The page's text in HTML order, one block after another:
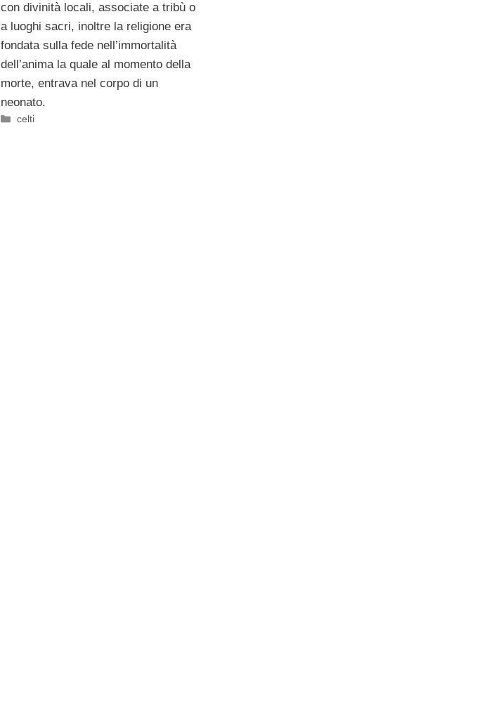
con divinità locali, associate a tribù o
a luoghi sacri, inoltre la religione era
fondata sulla fede nell’immortalità
dell’anima la quale al momento della
morte, entrava nel corpo di un
neonato.
Categorie
celti